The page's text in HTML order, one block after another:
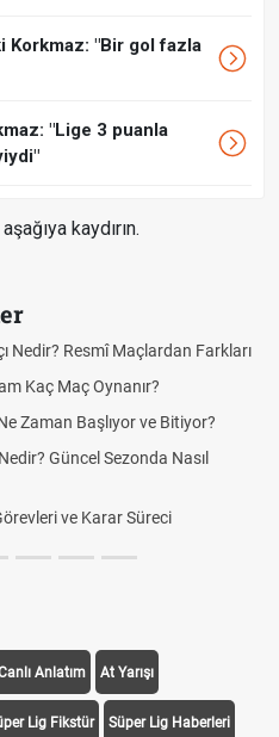
Korkmaz: "Bir gol fazla
"Lige 3 puanla
kaydırın.
Maçlardan Farkları
Oynanır?
ve Bitiyor?
Sezonda Nasıl
Karar Süreci
Puan
Anlatım At Yarışı